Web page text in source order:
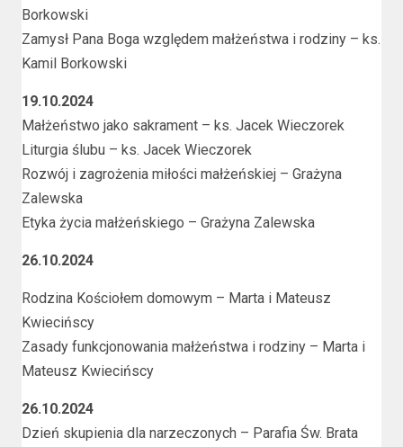
Borkowski
Zamysł Pana Boga względem małżeństwa i rodziny – ks.
Kamil Borkowski
19.10.2024
Małżeństwo jako sakrament – ks. Jacek Wieczorek
Liturgia ślubu – ks. Jacek Wieczorek
Rozwój i zagrożenia miłości małżeńskiej – Grażyna
Zalewska
Etyka życia małżeńskiego – Grażyna Zalewska
26.10.2024
Rodzina Kościołem domowym – Marta i Mateusz
Kwiecińscy
Zasady funkcjonowania małżeństwa i rodziny – Marta i
Mateusz Kwiecińscy
26.10.2024
Dzień skupienia dla narzeczonych – Parafia Św. Brata